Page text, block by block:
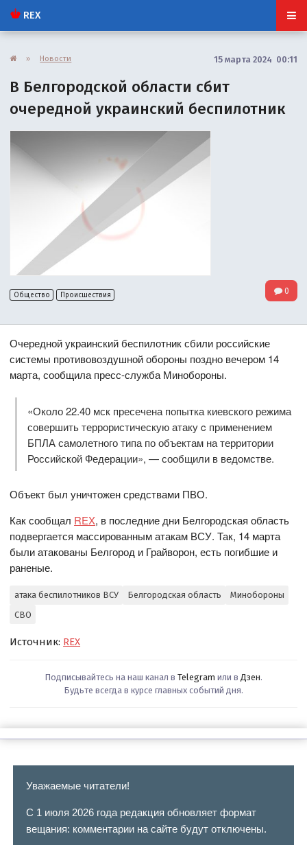
REX
» Новости 15 марта 2024 00:11
В Белгородской области сбит
очередной украинский беспилотник
Общество Происшествия 0
Очередной украинский беспилотник сбили российские
системы противовоздушной обороны поздно вечером 14
марта, сообщила пресс-служба Минобороны.
«Около 22.40 мск пресечена попытка киевского режима
совершить террористическую атаку c применением
БПЛА самолетного типа по объектам на территории
Российской Федерации», — сообщили в ведомстве.
Объект был уничтожен средствами ПВО.
Как сообщал REX, в последние дни Белгородская область
подвергается массированным атакам ВСУ. Так, 14 марта
были атакованы Белгород и Грайворон, есть погибшие и
раненые.
атака беспилотников ВСУ Белгородская область
Минобороны
СВО
Источник: REX
Подписывайтесь на наш канал в Telegram или в Дзен.
Будьте всегда в курсе главных событий дня.
Уважаемые читатели!
С 1 июля 2026 года редакция обновляет формат
вещания: комментарии на сайте будут отключены.